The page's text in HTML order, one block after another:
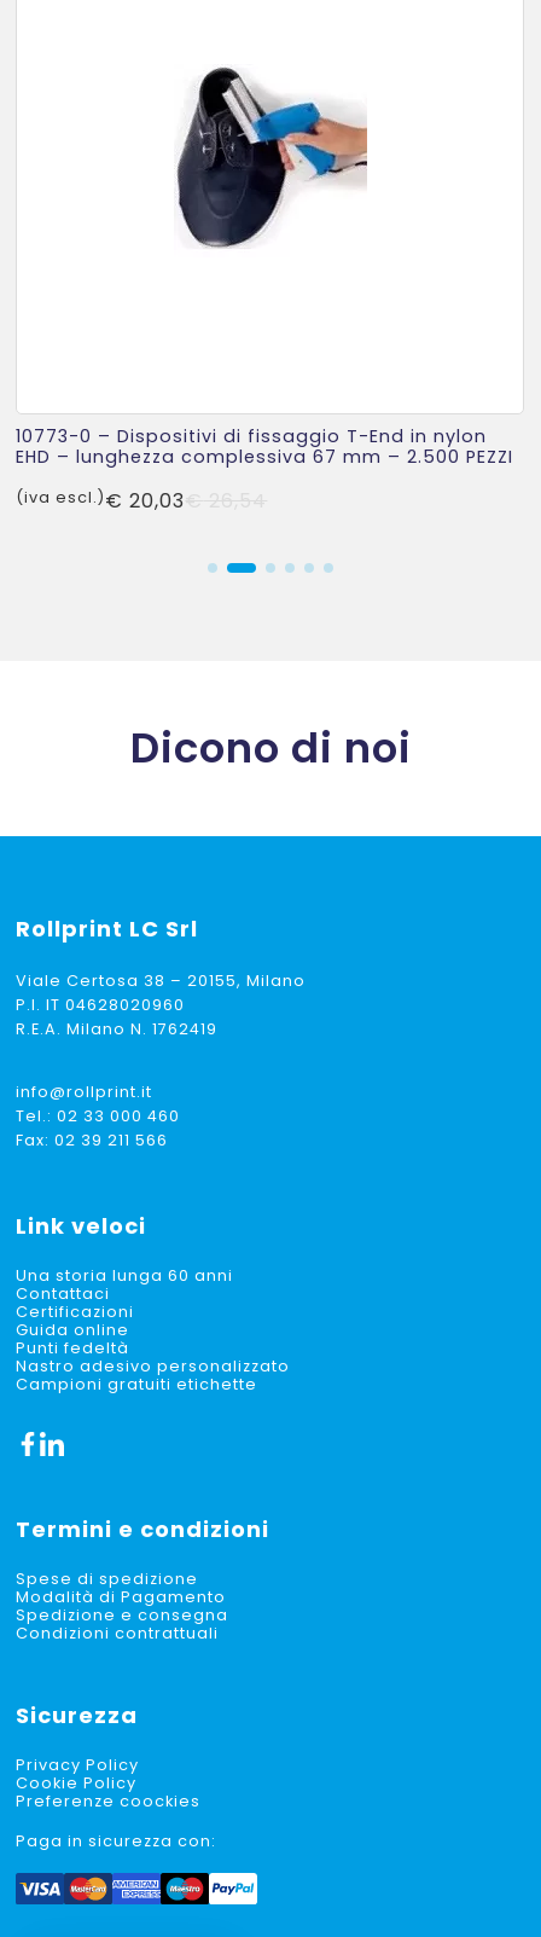
10773-0 – Dispositivi di fissaggio T-End in nylon
EHD – lunghezza complessiva 67 mm – 2.500 PEZZI
originale
€ 20,03
attuale
(iva escl.)
Dicono di noi
Rollprint LC Srl
Viale Certosa 38 – 20155, Milano
P.I. IT 04628020960
R.E.A. Milano N. 1762419
info@rollprint.it
Tel.:02 33 000 460
Fax: 02 39 211 566
Link veloci
Una storia lunga 60 anni
Contattaci
Certificazioni
Guida online
Punti fedeltà
Nastro adesivo personalizzato
Campioni gratuiti etichette
Termini e condizioni
Spese di spedizione
Modalità di Pagamento
Spedizione e consegna
Condizioni contrattuali
Sicurezza
Privacy Policy
Cookie Policy
Preferenze coockies
Paga in sicurezza con: